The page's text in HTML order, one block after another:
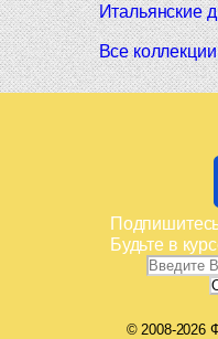
Итальянские
Все коллекции
Будьте в
© 2008-2026